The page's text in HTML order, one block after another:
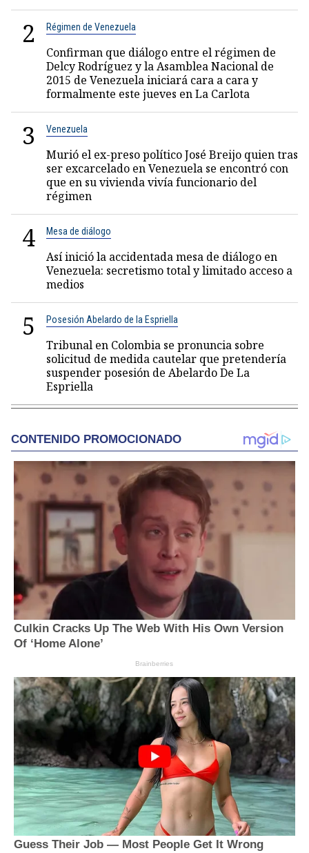
2 Régimen de Venezuela
Confirman que diálogo entre el régimen de
Delcy Rodríguez y la Asamblea Nacional de
2015 de Venezuela iniciará cara a cara y
formalmente este jueves en La Carlota
3 Venezuela
Murió el ex-preso político José Breijo quien tras
ser excarcelado en Venezuela se encontró con
que en su vivienda vivía funcionario del
régimen
4 Mesa de diálogo
Así inició la accidentada mesa de diálogo en
Venezuela: secretismo total y limitado acceso a
medios
5 Posesión Abelardo de la Espriella
Tribunal en Colombia se pronuncia sobre
solicitud de medida cautelar que pretendería
suspender posesión de Abelardo De La
Espriella